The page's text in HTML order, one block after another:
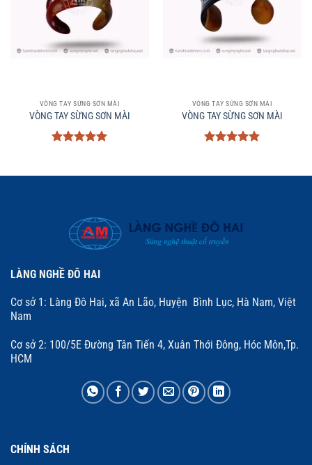
VÒNG TAY SỪNG SƠN MÀI
VÒNG TAY SỪNG SƠN MÀI
sao
VÒNG TAY SỪNG SƠN MÀI
VÒNG TAY SỪNG SƠN MÀI
sao
LÀNG NGHỀ ĐÔ HAI
Cơ sở 1: Làng Đô Hai, xã An Lão, Huyện Bình Lục, Hà Nam, Việt
Nam
Cơ sở 2: 100/5E Đường Tân Tiến 4, Xuân Thới Đông, Hóc Môn,Tp.
HCM
CHÍNH SÁCH